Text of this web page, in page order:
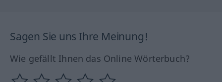
Sagen Sie uns Ihre Meinung!
Wie gefällt Ihnen das Online Wörterbuch?